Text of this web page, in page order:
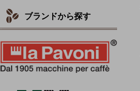
ブランドから探す